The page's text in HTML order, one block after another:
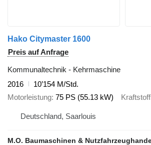
Hako Citymaster 1600
Preis auf Anfrage
Kommunaltechnik - Kehrmaschine
2016
10’154 M/Std.
Motorleistung 75 PS (55.13 kW) Kraftstoff
Deutschland, Saarlouis